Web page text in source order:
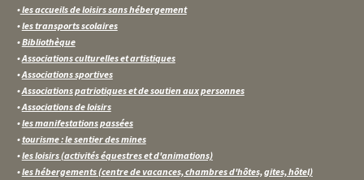
•les accueils de loisirs sans hébergement
•les transports scolaires
•Bibliothèque
•Associations culturelles et artistiques
•Associations sportives
•Associations patriotiques et de soutien aux personnes
•Associations de loisirs
•les manifestations passées
•tourisme : le sentier des mines
•les loisirs (activités équestres et d'animations)
•les hébergements (centre de vacances, chambres d'hôtes, gites, hôtel)